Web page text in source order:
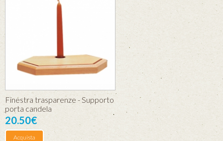
Finestra trasparenze - Supporto
porta candela
20.50€
Acquista